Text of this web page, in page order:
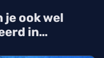
je ook wel
in…